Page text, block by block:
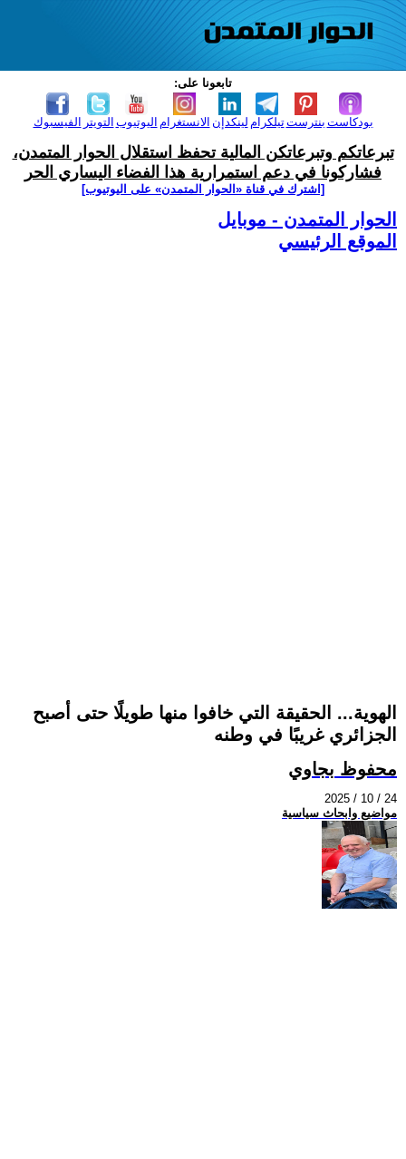
تابعونا على:
الفيسبوك التويتر اليوتيوب الانستغرام لينكدإن تيلكرامبنترست بودكاست
تبرعاتكم وتبرعاتكن المالية تحفظ استقلال الحوار المتمدن،
فشاركونا في دعم استمرارية هذا الفضاء اليساري الحر
[اشترك في قناة ‫«الحوار المتمدن» على اليوتيوب]
الحوار المتمدن - موبايل
الموقع الرئيسي
الهوية... الحقيقة التي خافوا منها طويلًا حتى أصبح
الجزائري غريبًا في وطنه
محفوظ بجاوي
2025 / 10 / 24
مواضيع وابحاث سياسية